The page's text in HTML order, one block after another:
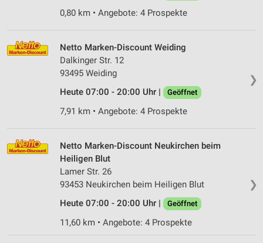
0,80 km • Angebote: 4 Prospekte
❯
Netto Marken-Discount Weiding
Dalkinger Str. 12
93495 Weiding
Heute 07:00 - 20:00 Uhr |
Geöffnet
7,91 km • Angebote: 4 Prospekte
❯
Netto Marken-Discount Neukirchen beim
Heiligen Blut
Lamer Str. 26
93453 Neukirchen beim Heiligen Blut
Heute 07:00 - 20:00 Uhr |
Geöffnet
11,60 km • Angebote: 4 Prospekte